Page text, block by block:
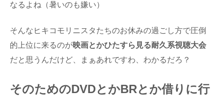
なるよね（暑いのも嫌い）
そんなヒキコモリニスタたちのお休みの過ごし方で圧倒
的上位に来るのが映画とかひたすら見る耐久系視聴大会
だと思うんだけど、まぁあれですわ、わかるだろ？
そのためのDVDとかBRとか借りに行